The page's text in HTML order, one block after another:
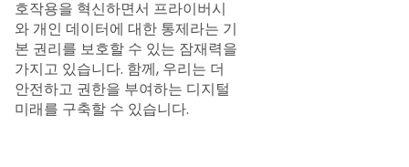
호작용을 혁신하면서 프라이버시
와 개인 데이터에 대한 통제라는 기
본 권리를 보호할 수 있는 잠재력을
가지고 있습니다. 함께, 우리는 더
안전하고 권한을 부여하는 디지털
미래를 구축할 수 있습니다.